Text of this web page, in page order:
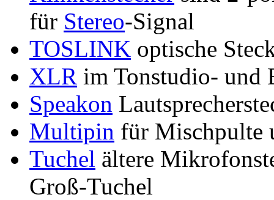
für Stereo-Signal
TOSLINK optische
XLR im Tonstudio- und
Speakon
Multipin für Mischpulte
Tuchel ältere
Groß-Tuchel